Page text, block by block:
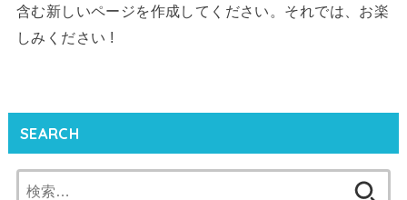
含む新しいページを作成してください。それでは、お楽
しみください !
SEARCH